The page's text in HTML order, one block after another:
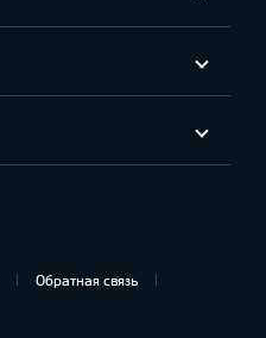
Обратная связь